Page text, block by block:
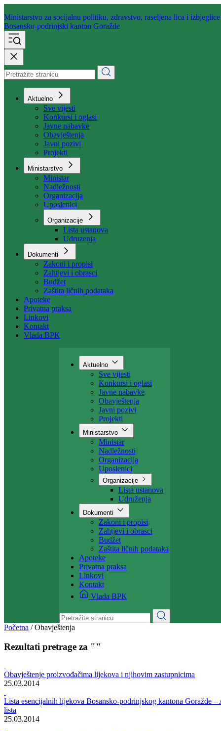
Ministarstvo za socijalnu politiku,
Bosansko-podrinjski kanton Goražde
Aktuelno
Sve vijesti
Konkursi i oglasi
Javne nabavke
Obavještenja
Javni pozivi
Projekti
Ministarstvo
Ministar
Organizacija
Uposlenici
Organizacije
Lista ustanova
Udruzenja
Dokumenti
Zakoni i propisi
Zahtjevi i obrasci
Budžet
Zaštita ličnih podataka
Apoteke
Privatna praksa
Aktuelno
Sve vijesti
Konkursi i oglasi
Javne nabavke
Obavještenja
Javni pozivi
Projekti
Ministarstvo
Ministar
Nadležnosti
Organizacija
Uposlenici
Organizacije
Lista ustanova
Udruženja
Dokumenti
Zakoni i propisi
Zahtjevi i obrasci
Budžet
Zaštita ličnih podataka
Apoteke
Privatna praksa
Linkovi
Kontakt
Vlada BPK
Obavještenja
Rezultati pretrage za ""